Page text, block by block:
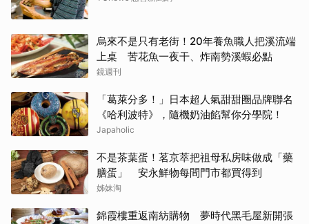
烏來不是只有老街！20年養魚職人把溪流端
上桌 苦花魚一夜干、炸南勢溪蝦必點
鏡週刊
「葛萊分多！」日本超人氣甜甜圈品牌聯名
《哈利波特》，隨機奶油餡幫你分學院！
Japaholic
不是茶葉蛋！茗京萃把祖母私房味做成「藥
膳蛋」 安永鮮物每間門市都買得到
姊妹淘
錦霞樓重返南紡購物 夢時代黑毛屋新開張